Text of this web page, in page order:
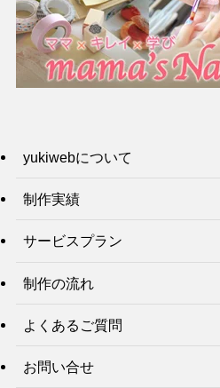
yukiwebについて
制作実績
サービスプラン
制作の流れ
よくあるご質問
お問い合せ